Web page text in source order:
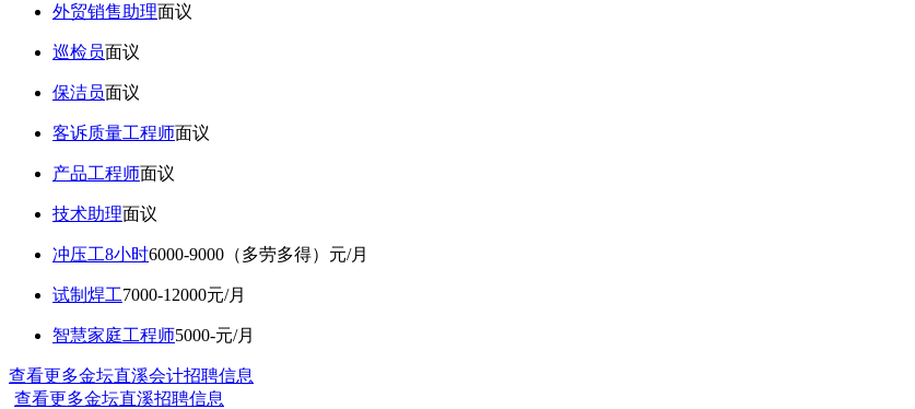
外贸销售助理面议
巡检员面议
保洁员面议
客诉质量工程师面议
产品工程师面议
技术助理面议
冲压工8小时6000-9000（多劳多得）元/月
试制焊工7000-12000元/月
智慧家庭工程师5000-元/月
查看更多金坛直溪会计招聘信息
查看更多金坛直溪招聘信息